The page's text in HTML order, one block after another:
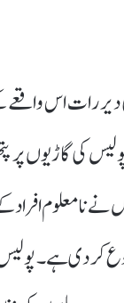
دیر رات اس
کی گاڑیوں پر
نے نامعلوم
دی ہے۔ پولیس